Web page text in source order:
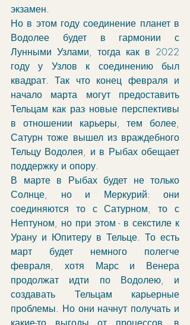
экзамен.
Но в этом году соединение планет в
Водолее будет в гармонии с
Лунными Узлами, тогда как в 2022
году у Узлов к соединению был
квадрат. Так что конец февраля и
начало марта могут предоставить
Тельцам как раз новые перспективы
в отношении карьеры, тем более,
Сатурн тоже вышел из враждебного
Тельцу Водолея, и в Рыбах обещает
поддержку и опору.
В марте в Рыбах будет не только
Солнце, но и Меркурий: они
соединяются то с Сатурном, то с
Нептуном, но при этом - в секстиле к
Урану и Юпитеру в Тельце. То есть
март будет немного полегче
февраля, хотя Марс и Венера
продолжат идти по Водолею, и
создавать Тельцам карьерные
проблемы. Но они начнут получать и